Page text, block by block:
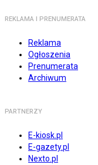
REKLAMA I PRENUMERATA
Reklama
Ogłoszenia
Prenumerata
Archiwum
PARTNERZY
E-kiosk.pl
E-gazety.pl
Nexto.pl